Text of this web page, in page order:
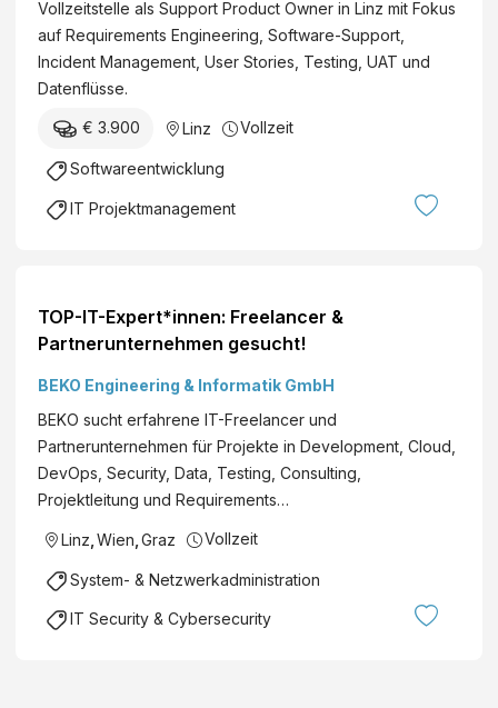
Vollzeitstelle als Support Product Owner in Linz mit Fokus
auf Requirements Engineering, Software-Support,
Incident Management, User Stories, Testing, UAT und
Datenflüsse.
€ 3.900 Linz Vollzeit
Softwareentwicklung
IT Projektmanagement
TOP-IT-Expert*innen: Freelancer &
Partnerunternehmen gesucht!
BEKO Engineering & Informatik GmbH
BEKO sucht erfahrene IT-Freelancer und
Partnerunternehmen für Projekte in Development, Cloud,
DevOps, Security, Data, Testing, Consulting,
Projektleitung und Requirements…
Linz Wien Graz Vollzeit
System- & Netzwerkadministration
IT Security & Cybersecurity